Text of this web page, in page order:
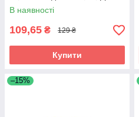
мм, Д 42-76 см червоний
В наявності
109,65 ₴ 129 ₴
Купити
–15%